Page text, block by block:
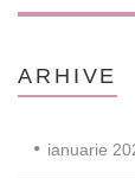
ARHIVE
ianuarie